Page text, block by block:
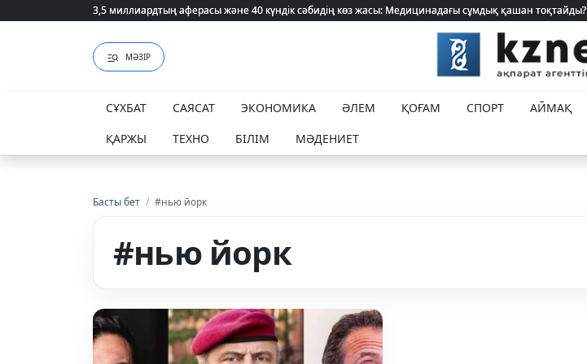
3,5 миллиардтың аферасы және 40 күндік сәбидің көз жасы: Медицинадағы сұмдық қашан тоқтайды?
3,5 миллиардтың аферасы және 40 күндік сәбидің көз жасы: Медицинадағы сұмдық қашан тоқтайды?
МӘЗІР
СҰХБАТ САЯСАТ ЭКОНОМИКА ӘЛЕМ ҚОҒАМ СПОРТ
АЙМАҚ
ҚАРЖЫ
ТЕХНО БІЛІМ МӘДЕНИЕТ
Басты бет / #нью йорк
#нью йорк